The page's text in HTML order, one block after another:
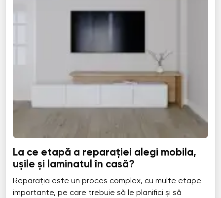
La ce etapă a reparației alegi mobila,
ușile și laminatul în casă?
Reparația este un proces complex, cu multe etape
importante, pe care trebuie să le planifici și să